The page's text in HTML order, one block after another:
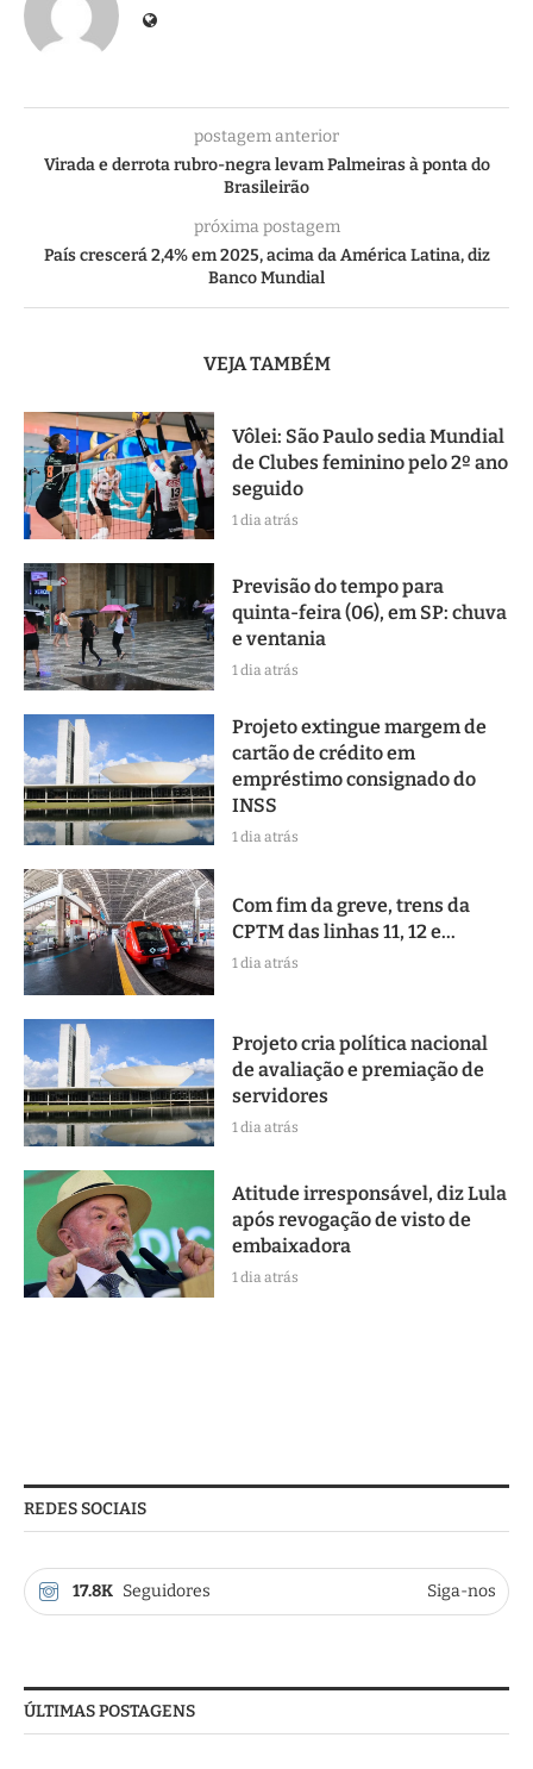
postagem anterior
Virada e derrota rubro-negra levam Palmeiras à ponta do
Brasileirão
próxima postagem
País crescerá 2,4% em 2025, acima da América Latina, diz
Banco Mundial
VEJA TAMBÉM
Vôlei: São Paulo sedia Mundial
de Clubes feminino pelo 2º ano
seguido
1 dia atrás
Previsão do tempo para
quinta-feira (06), em SP: chuva
e ventania
1 dia atrás
Projeto extingue margem de
cartão de crédito em
empréstimo consignado do
INSS
1 dia atrás
Com fim da greve, trens da
CPTM das linhas 11, 12 e...
1 dia atrás
Projeto cria política nacional
de avaliação e premiação de
servidores
1 dia atrás
Atitude irresponsável, diz Lula
após revogação de visto de
embaixadora
1 dia atrás
REDES SOCIAIS
17.8K Seguidores Siga-nos
ÚLTIMAS POSTAGENS